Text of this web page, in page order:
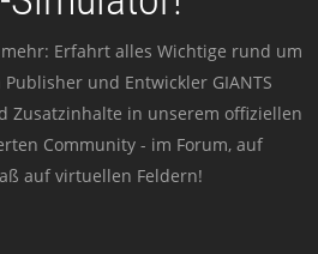
Erfahrt alles Wichtige rund um
und Entwickler GIANTS
Zusatzinhalte in unserem offiziellen
Community - im Forum, auf
auf virtuellen Feldern!